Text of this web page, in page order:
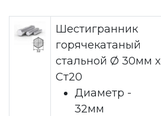
Шестигранник
горячекатаный
стальной Ø 30мм х
Ст20
Диаметр -
32мм